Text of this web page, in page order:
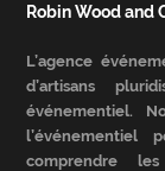
Robin Wood and
L’agence
d’artisans
événementiel.
l’événementiel
comprendre